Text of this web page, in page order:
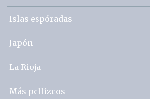
Islas espóradas
Japón
La Rioja
Más pellizcos